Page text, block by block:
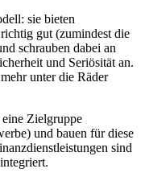
sie bieten
gut (zumindest die
schrauben dabei an
und Seriösität an.
unter die Räder
Zielgruppe
und bauen für diese
sind